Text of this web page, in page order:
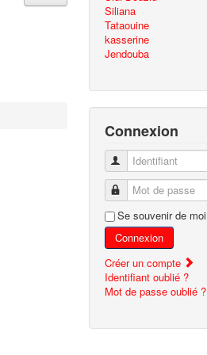
Siliana
Tataouine
kasserine
Jendouba
Connexion
Identifiant
Mot de passe
Se souvenir de moi
Connexion
Créer un compte
Identifiant oublié ?
Mot de passe oublié ?